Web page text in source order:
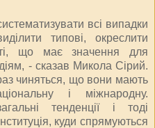
всі випадки
типові, окреслити
що має значення для
- сказав Микола Сірий.
чиняться, що вони мають
і міжнародну.
тенденції і тоді
куди спрямуються